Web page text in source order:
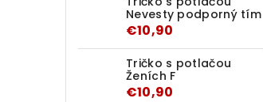
Nevesty podporný tím
€10,90
Tričko s potlačou
Ženích F
€10,90